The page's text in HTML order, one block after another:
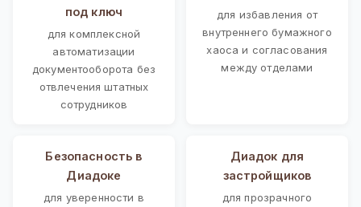
под ключ
для комплексной
автоматизации
документооборота без
отвлечения штатных
сотрудников
для избавления от
внутреннего бумажного
хаоса и согласования
между отделами
Безопасность в
Диадоке
для уверенности в
Диадок для
застройщиков
для прозрачного